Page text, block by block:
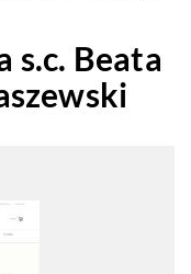
s.c. Beata